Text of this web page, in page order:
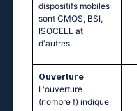
dispositifs mobiles
sont CMOS, BSI,
ISOCELL at
d'autres.
Ouverture
L'ouverture
(nombre f) indique